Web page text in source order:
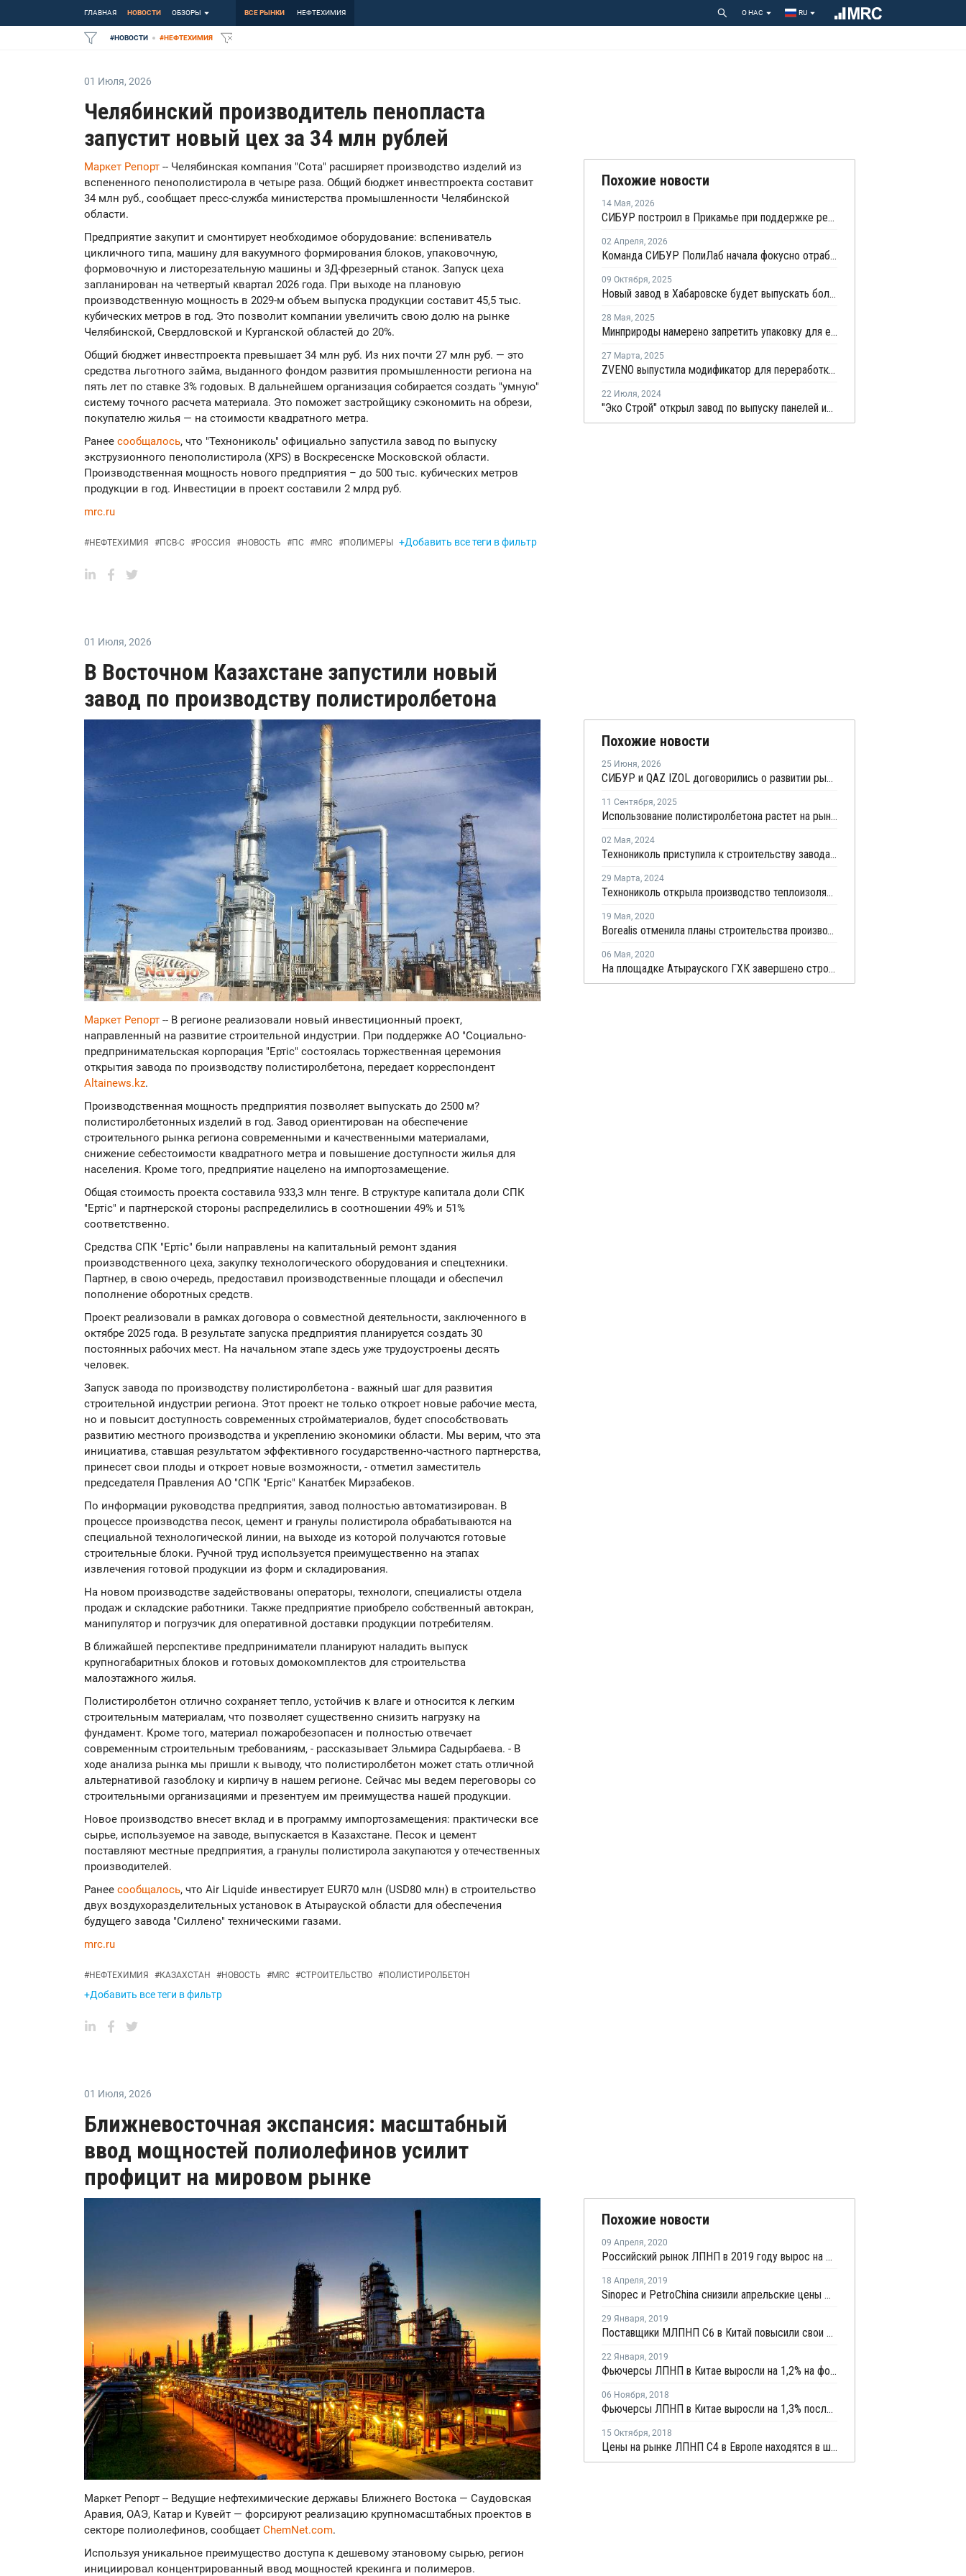
ГЛАВНАЯ НОВОСТИ ОБЗОРЫ ВСЕ РЫНКИ НЕФТЕХИМИЯ О НАС RU
#НОВОСТИ #НЕФТЕХИМИЯ
01 Июля, 2026
Челябинский производитель пенопласта
запустит новый цех за 34 млн рублей
Маркет Репорт -- Челябинская компания "Сота" расширяет производство изделий из
вспененного пенополистирола в четыре раза. Общий бюджет инвестпроекта составит
34 млн руб., сообщает пресс-служба министерства промышленности Челябинской
области.
Предприятие закупит и смонтирует необходимое оборудование: вспениватель
цикличного типа, машину для вакуумного формирования блоков, упаковочную,
формовочную и листорезательную машины и 3Д-фрезерный станок. Запуск цеха
запланирован на четвертый квартал 2026 года. При выходе на плановую
производственную мощность в 2029-м объем выпуска продукции составит 45,5 тыс.
кубических метров в год. Это позволит компании увеличить свою долю на рынке
Челябинской, Свердловской и Курганской областей до 20%.
Общий бюджет инвестпроекта превышает 34 млн руб. Из них почти 27 млн руб. — это
средства льготного займа, выданного фондом развития промышленности региона на
пять лет по ставке 3% годовых. В дальнейшем организация собирается создать "умную"
систему точного расчета материала. Это поможет застройщику сэкономить на обрези,
покупателю жилья — на стоимости квадратного метра.
Ранее сообщалось, что "Технониколь" официально запустила завод по выпуску
экструзионного пенополистирола (XPS) в Воскресенске Московской области.
Производственная мощность нового предприятия – до 500 тыс. кубических метров
продукции в год. Инвестиции в проект составили 2 млрд руб.
mrc.ru
#НЕФТЕХИМИЯ #ПСВ-С #РОССИЯ #НОВОСТЬ #ПС #MRC #ПОЛИМЕРЫ +Добавить все теги в фильтр
Похожие новости
14 Мая, 2026
СИБУР построил в Прикамье при поддержке региона современный складской комплекс
02 Апреля, 2026
Команда СИБУР ПолиЛаб начала фокусно отрабатывать запрос рынка и дивизиона "Потребительские товары"
09 Октября, 2025
Новый завод в Хабаровске будет выпускать более 140 тыс. кв. м сэндвич-панелей в год
28 Мая, 2025
Минприроды намерено запретить упаковку для еды из полистирола
27 Марта, 2025
ZVENO выпустила модификатор для переработки вторичного ПС
22 Июля, 2024
"Эко Строй" открыл завод по выпуску панелей из пенополистирола
01 Июля, 2026
В Восточном Казахстане запустили новый
завод по производству полистиролбетона
Маркет Репорт -- В регионе реализовали новый инвестиционный проект,
направленный на развитие строительной индустрии. При поддержке АО "Социально-
предпринимательская корпорация "Ертіс" состоялась торжественная церемония
открытия завода по производству полистиролбетона, передает корреспондент
Altainews.kz.
Производственная мощность предприятия позволяет выпускать до 2500 м?
полистиролбетонных изделий в год. Завод ориентирован на обеспечение
строительного рынка региона современными и качественными материалами,
снижение себестоимости квадратного метра и повышение доступности жилья для
населения. Кроме того, предприятие нацелено на импортозамещение.
Общая стоимость проекта составила 933,3 млн тенге. В структуре капитала доли СПК
"Ертіс" и партнерской стороны распределились в соотношении 49% и 51%
соответственно.
Средства СПК "Ертіс" были направлены на капитальный ремонт здания
производственного цеха, закупку технологического оборудования и спецтехники.
Партнер, в свою очередь, предоставил производственные площади и обеспечил
пополнение оборотных средств.
Проект реализовали в рамках договора о совместной деятельности, заключенного в
октябре 2025 года. В результате запуска предприятия планируется создать 30
постоянных рабочих мест. На начальном этапе здесь уже трудоустроены десять
человек.
Запуск завода по производству полистиролбетона - важный шаг для развития
строительной индустрии региона. Этот проект не только откроет новые рабочие места,
но и повысит доступность современных стройматериалов, будет способствовать
развитию местного производства и укреплению экономики области. Мы верим, что эта
инициатива, ставшая результатом эффективного государственно-частного партнерства,
принесет свои плоды и откроет новые возможности, - отметил заместитель
председателя Правления АО "СПК "Ертіс" Канатбек Мирзабеков.
По информации руководства предприятия, завод полностью автоматизирован. В
процессе производства песок, цемент и гранулы полистирола обрабатываются на
специальной технологической линии, на выходе из которой получаются готовые
строительные блоки. Ручной труд используется преимущественно на этапах
извлечения готовой продукции из форм и складирования.
На новом производстве задействованы операторы, технологи, специалисты отдела
продаж и складские работники. Также предприятие приобрело собственный автокран,
манипулятор и погрузчик для оперативной доставки продукции потребителям.
В ближайшей перспективе предприниматели планируют наладить выпуск
крупногабаритных блоков и готовых домокомплектов для строительства
малоэтажного жилья.
Полистиролбетон отлично сохраняет тепло, устойчив к влаге и относится к легким
строительным материалам, что позволяет существенно снизить нагрузку на
фундамент. Кроме того, материал пожаробезопасен и полностью отвечает
современным строительным требованиям, - рассказывает Эльмира Садырбаева. - В
ходе анализа рынка мы пришли к выводу, что полистиролбетон может стать отличной
альтернативой газоблоку и кирпичу в нашем регионе. Сейчас мы ведем переговоры со
строительными организациями и презентуем им преимущества нашей продукции.
Новое производство внесет вклад и в программу импортозамещения: практически все
сырье, используемое на заводе, выпускается в Казахстане. Песок и цемент
поставляют местные предприятия, а гранулы полистирола закупаются у отечественных
производителей.
Ранее сообщалось, что Air Liquide инвестирует EUR70 млн (USD80 млн) в строительство
двух воздухоразделительных установок в Атырауской области для обеспечения
будущего завода "Силлено" техническими газами.
mrc.ru
#НЕФТЕХИМИЯ #КАЗАХСТАН #НОВОСТЬ #MRC #СТРОИТЕЛЬСТВО #ПОЛИСТИРОЛБЕТОН
+Добавить все теги в фильтр
Похожие новости
25 Июня, 2026
СИБУР и QAZ IZOL договорились о развитии рынка теплоизоляционных материалов в Казахстане
11 Сентября, 2025
Использование полистиролбетона растет на рынке жилищного строительства Казахстана
02 Мая, 2024
Технониколь приступила к строительству завода в Караганде
29 Марта, 2024
Технониколь открыла производство теплоизоляции из XPS в Казахстане
19 Мая, 2020
Borealis отменила планы строительства производства ПЭ в Казахстане
06 Мая, 2020
На площадке Атырауского ГХК завершено строительство электростанции
01 Июля, 2026
Ближневосточная экспансия: масштабный
ввод мощностей полиолефинов усилит
профицит на мировом рынке
Маркет Репорт -- Ведущие нефтехимические державы Ближнего Востока — Саудовская
Аравия, ОАЭ, Катар и Кувейт — форсируют реализацию крупномасштабных проектов в
секторе полиолефинов, сообщает ChemNet.com.
Используя уникальное преимущество доступа к дешевому этановому сырью, регион
инициировал концентрированный ввод мощностей крекинга и полимеров.
Похожие новости
09 Апреля, 2020
Российский рынок ЛПНП в 2019 году вырос на 11%
18 Апреля, 2019
Sinopec и PetroChina снизили апрельские цены ЛПНП на фоне нисходящего тренда
29 Января, 2019
Поставщики МЛПНП C6 в Китай повысили свои февральские цены
22 Января, 2019
Фьючерсы ЛПНП в Китае выросли на 1,2% на фоне ограниченного предложения со стороны производителей
06 Ноября, 2018
Фьючерсы ЛПНП в Китае выросли на 1,3% после почти недельного снижения
15 Октября, 2018
Цены на рынке ЛПНП С4 в Европе находятся в широком диапазоне